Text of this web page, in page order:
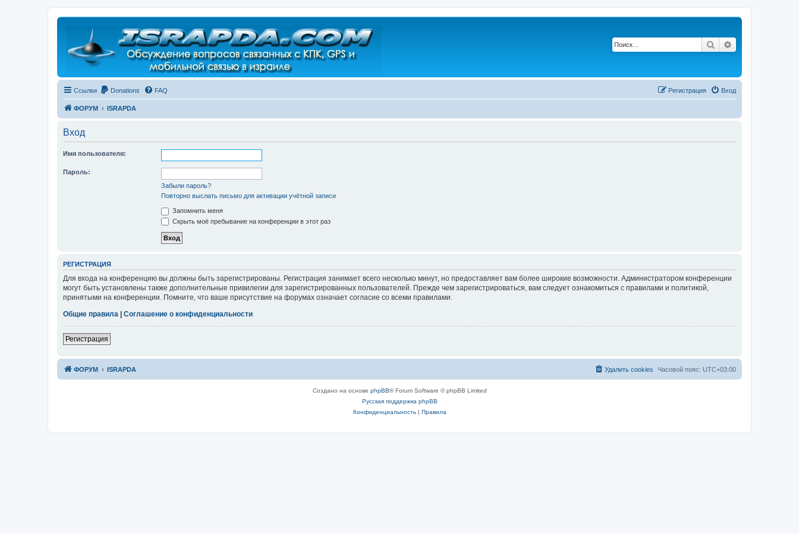
Регистрация
Поиск
Ссылки Donations FAQ Вход
Регистрация
ФОРУМ ISRAPDA
Вход
Имя пользователя:
Пароль:
Забыли пароль?
Повторно выслать письмо для активации учётной записи
Запомнить меня
Скрыть моё пребывание на конференции в этот раз
РЕГИСТРАЦИЯ
Для входа на конференцию вы должны быть зарегистрированы. Регистрация занимает всего несколько минут, но предоставляет вам более широкие возможности. Администратором конференции
могут быть установлены также дополнительные привилегии для зарегистрированных пользователей. Прежде чем зарегистрироваться, вам следует ознакомиться с правилами и политикой,
принятыми на конференции. Помните, что ваше присутствие на форумах означает согласие со всеми правилами.
Общие правила | Соглашение о конфиденциальности
Регистрация
ФОРУМ ISRAPDA Часовой пояс: UTC+03:00
Удалить cookies
Создано на основе phpBB® Forum Software © phpBB Limited
Русская поддержка phpBB
Конфиденциальность| Правила